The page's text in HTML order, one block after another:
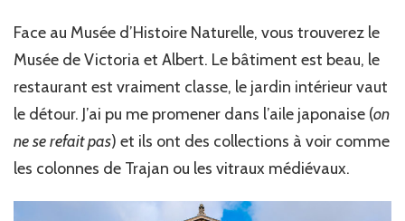
Face au Musée d’Histoire Naturelle, vous trouverez le
Musée de Victoria et Albert. Le bâtiment est beau, le
restaurant est vraiment classe, le jardin intérieur vaut
le détour. J’ai pu me promener dans l’aile japonaise (on
ne se refait pas) et ils ont des collections à voir comme
les colonnes de Trajan ou les vitraux médiévaux.